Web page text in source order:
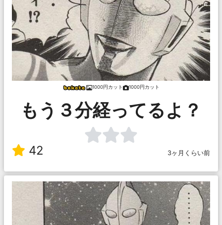
1000円カット 1000円カット
もう３分経ってるよ？
42 3ヶ月くらい前